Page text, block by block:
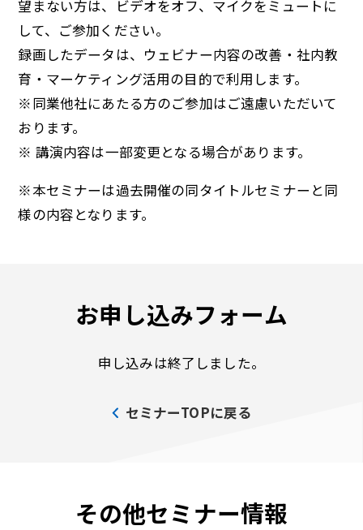
望まない方は、ビデオをオフ、マイクをミュートに
して、ご参加ください。
録画したデータは、ウェビナー内容の改善・社内教
育・マーケティング活用の目的で利用します。
※同業他社にあたる方のご参加はご遠慮いただいて
おります。
※ 講演内容は一部変更となる場合があります。
※本セミナーは過去開催の同タイトルセミナーと同
様の内容となります。
お申し込みフォーム
申し込みは終了しました。
セミナーTOPに戻る
その他セミナー情報